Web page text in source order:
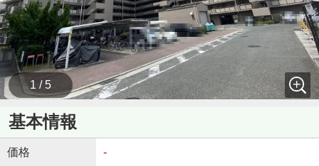
1 / 5
基本情報
価格 -